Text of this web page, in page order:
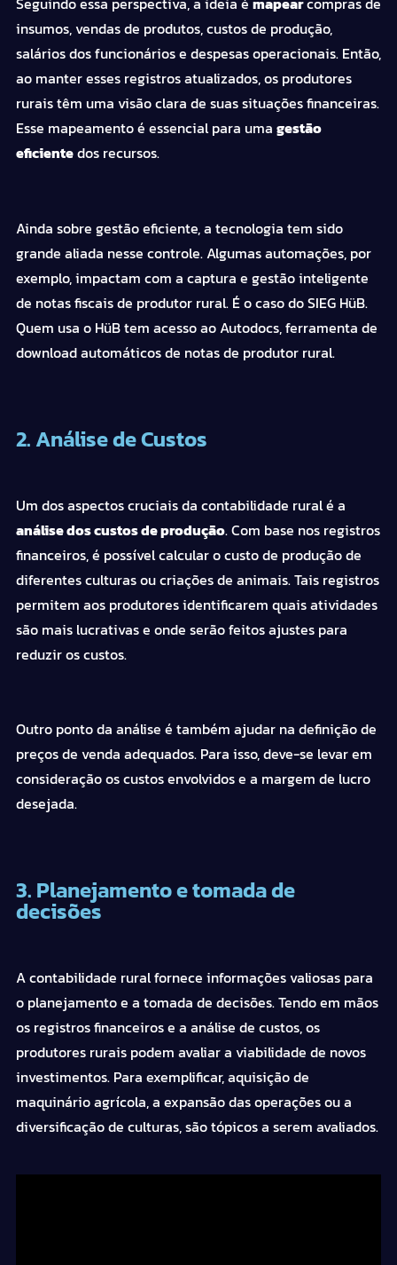
insumos, vendas de produtos, custos de produção,
salários dos funcionários e despesas operacionais. Então,
ao manter esses registros atualizados, os produtores
rurais têm uma visão clara de suas situações financeiras.
Esse mapeamento é essencial para uma gestão
eficientedos recursos.
Ainda sobre gestão eficiente, a tecnologia tem sido
grande aliada nesse controle. Algumas automações, por
exemplo, impactam com a captura e gestão inteligente
de notas fiscais de produtor rural. É o caso doSIEG HüB.
Quem usa o HüB tem acesso ao Autodocs, ferramenta de
download automáticos de notas de produtor rural.
2. Análise de Custos
Um dos aspectos cruciais da contabilidade rural é a
análise dos custos de produção. Com base nos registros
financeiros, é possível calcular o custo de produção de
diferentes culturas ou criações de animais. Tais registros
permitem aos produtores identificarem quais atividades
são mais lucrativas e onde serão feitos ajustes para
reduzir os custos.
Outro ponto da análise é também ajudar na definição de
preços de venda adequados. Para isso, deve-se levar em
consideração os custos envolvidos e a margem de lucro
desejada.
3. Planejamento e tomada de
decisões
A contabilidade rural fornece informações valiosas para
o planejamento e a tomada de decisões. Tendo em mãos
os registros financeiros e a análise de custos, os
produtores rurais podem avaliar a viabilidade de novos
investimentos. Para exemplificar, aquisição de
maquinário agrícola, a expansão das operações ou a
diversificação de culturas, são tópicos a serem avaliados.